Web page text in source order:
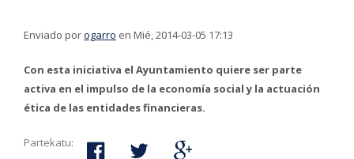
Enviado porogarro en Mié, 2014-03-05 17:13
Con esta iniciativa el Ayuntamiento quiere ser parte
activa en el impulso de la economía social y la actuación
ética de las entidades financieras.
Partekatu: